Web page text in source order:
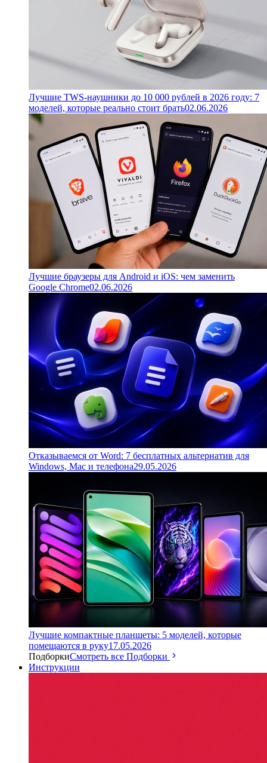
Лучшие TWS-наушники до 10 000 рублей в 2026 году: 7
моделей, которые реально стоит брать02.06.2026
Лучшие браузеры для Android и iOS: чем заменить
Google Chrome02.06.2026
Отказываемся от Word: 7 бесплатных альтернатив для
Windows, Mac и телефона29.05.2026
Лучшие компактные планшеты: 5 моделей, которые
помещаются в руку17.05.2026
ПодборкиСмотреть все Подборки
Инструкции